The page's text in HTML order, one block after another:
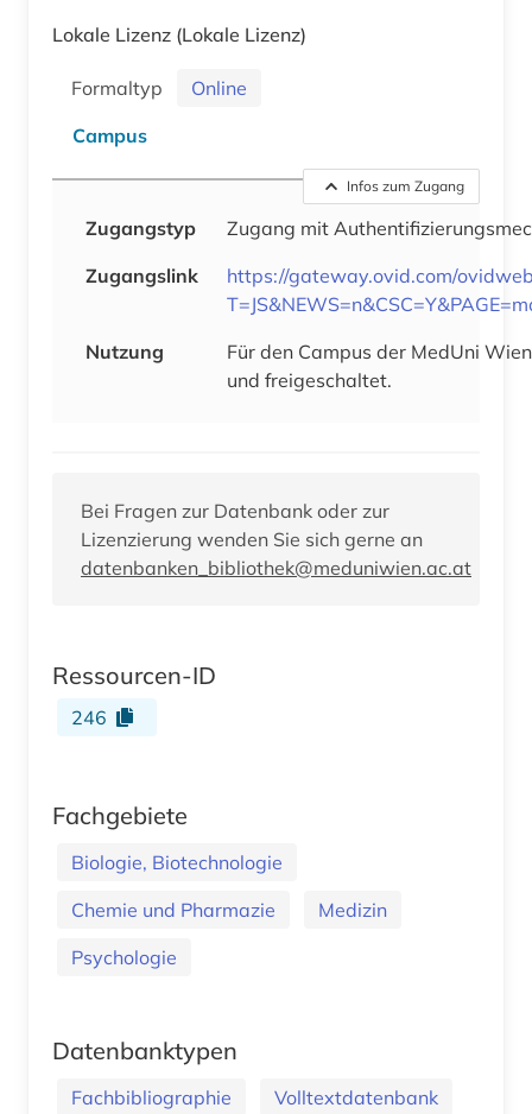
Lokale Lizenz (Lokale Lizenz)
Formaltyp
Online
Campus
Infos zum Zugang
Zugangstyp
Zugang mit
Zugangslink
https://gateway.ovid.com/
Nutzung
Für den Campus der MedUni
und freigeschaltet.
Bei Fragen zur Datenbank oder zur
Lizenzierung wenden Sie sich gerne an
datenbanken_bibliothek@meduniwien.ac.at
Ressourcen-ID
246
Fachgebiete
Biologie, Biotechnologie
Chemie und Pharmazie
Medizin
Psychologie
Datenbanktypen
Fachbibliographie Volltextdatenbank